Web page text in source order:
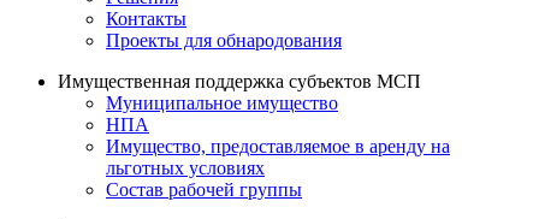
Контакты
Проекты для обнародования
Имущественная поддержка субъектов МСП
Муниципальное имущество
НПА
Имущество, предоставляемое в аренду на
льготных условиях
Состав рабочей группы